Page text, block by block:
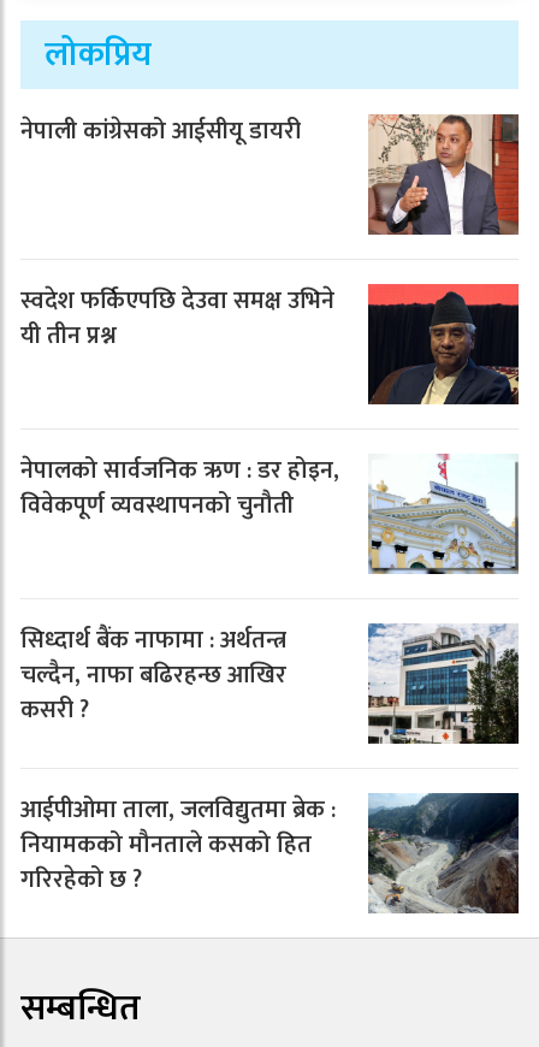
लोकप्रिय
नेपाली कांग्रेसको आईसीयू डायरी
स्वदेश फर्किएपछि देउवा समक्ष उभिने
यी तीन प्रश्न
नेपालको सार्वजनिक ऋण : डर होइन,
विवेकपूर्ण व्यवस्थापनको चुनौती
सिध्दार्थ बैंक नाफामा : अर्थतन्त्र
चल्दैन, नाफा बढिरहन्छ आखिर
कसरी ?
आईपीओमा ताला, जलविद्युतमा ब्रेक :
नियामकको मौनताले कसको हित
गरिरहेको छ ?
सम्बन्धित